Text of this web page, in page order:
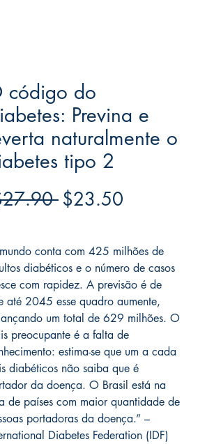
código do
Previna e
naturalmente o
tipo 2
Regular
$23.50
conta com 425 milhões de
diabéticos e o número de casos
com rapidez. A previsão é de
até 2045 esse quadro aumente,
um total de 629 milhões. O
preocupante é a falta de
estima-se que um a cada
diabéticos não saiba que é
da doença. O Brasil está na
de países com maior quantidade de
portadoras da doença.” –
Diabetes Federation (IDF)